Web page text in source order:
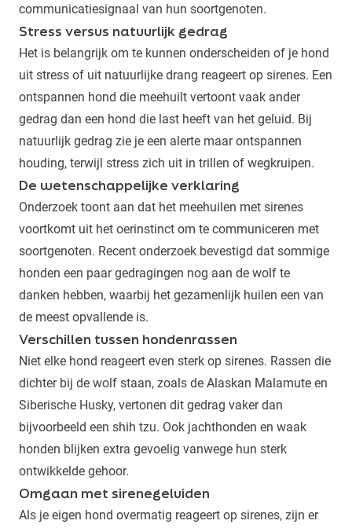
communicatiesignaal van hun soortgenoten.
Stress versus natuurlijk gedrag
Het is belangrijk om te kunnen onderscheiden of je hond
uit stress of uit natuurlijke drang reageert op sirenes. Een
ontspannen hond die meehuilt vertoont vaak ander
gedrag dan een hond die last heeft van het geluid. Bij
natuurlijk gedrag zie je een alerte maar ontspannen
houding, terwijl stress zich uit in trillen of wegkruipen.
De wetenschappelijke verklaring
Onderzoek toont aan dat het meehuilen met sirenes
voortkomt uit het oerinstinct om te communiceren met
soortgenoten. Recent onderzoek bevestigd dat sommige
honden een paar gedragingen nog aan de wolf te
danken hebben, waarbij het gezamenlijk huilen een van
de meest opvallende is.
Verschillen tussen hondenrassen
Niet elke hond reageert even sterk op sirenes. Rassen die
dichter bij de wolf staan, zoals de Alaskan Malamute en
Siberische Husky, vertonen dit gedrag vaker dan
bijvoorbeeld een shih tzu. Ook jachthonden en waak
honden blijken extra gevoelig vanwege hun sterk
ontwikkelde gehoor.
Omgaan met sirenegeluiden
Als je eigen hond overmatig reageert op sirenes, zijn er